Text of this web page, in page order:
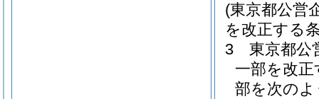
(東京都公営
を改正する
3
東京都公
一部を改
部を次の